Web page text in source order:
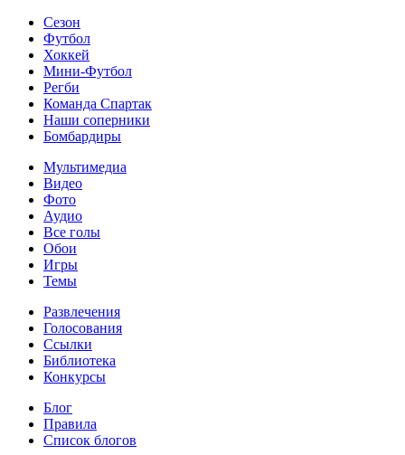
Сезон
Футбол
Хоккей
Мини-Футбол
Регби
Команда Спартак
Наши соперники
Бомбардиры
Мультимедиа
Видео
Фото
Аудио
Все голы
Обои
Игры
Темы
Развлечения
Голосования
Ссылки
Библиотека
Конкурсы
Блог
Правила
Список блогов